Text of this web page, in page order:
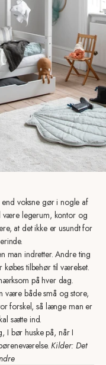
voksne gør i nogle af
være legerum, kontor og
at det ikke er usundt for
man indretter. Andre ting
tilbehør til værelset.
på hver dag.
være både små og store,
forskel, så længe man er
sætte ind.
I bør huske på, når I
Kilder: Det